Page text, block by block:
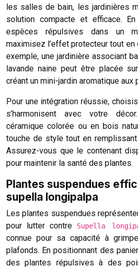
les salles de bain, les jardinières
solution compacte et efficace.
espèces répulsives dans un
maximisez l’effet protecteur tout en
exemple, une jardinière associant
lavande naine peut être placée
créant un mini-jardin aromatique
Pour une intégration réussie,
s’harmonisent avec votre
céramique colorée ou en bois
touche de style tout en
Assurez-vous que le contenant
pour maintenir la santé des plantes.
Plantes suspendues
supella longipalpa
Les plantes suspendues
pour lutter contre
Supella
connue pour sa capacité à
plafonds. En positionnant des
des plantes répulsives à des